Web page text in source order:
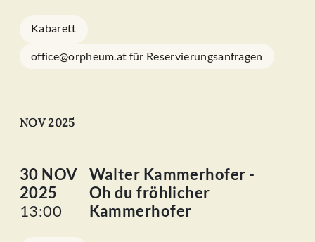
Kabarett
office@orpheum.at für Reservierungsanfragen
NOV 2025
30 NOV
2025
13:00
Walter Kammerhofer -
Oh du fröhlicher
Kammerhofer